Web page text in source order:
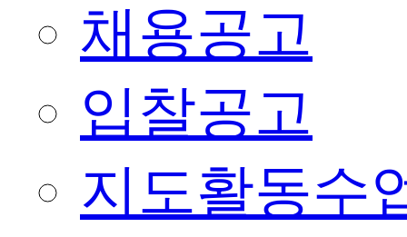
채용공고
입찰공고
지도활동수